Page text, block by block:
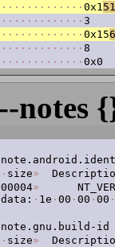
· · · · · · · · · · · · · 0x1
· · · · · · · · · · · · · 3
· · · · · · · · · · · · · 0x15
· · · · · · · · · · · · · 8
· · · · · · · · · · · · · 0x0
notes
· size»
»
data: · 1e · 00 · 00 · 00 ·
id
· size»